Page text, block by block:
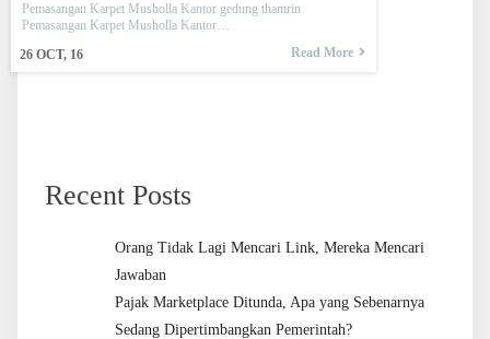
26 OCT, 16
Pemasangan Karpet Musholla Kantor gedung thamrin
Pemasangan Karpet Musholla Kantor…
Read More
Recent Posts
Orang Tidak Lagi Mencari Link, Mereka Mencari
Jawaban
Pajak Marketplace Ditunda, Apa yang Sebenarnya
Sedang Dipertimbangkan Pemerintah?